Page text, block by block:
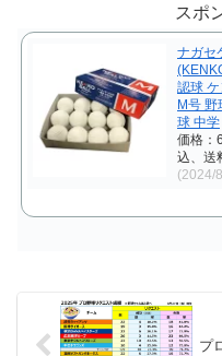
回、成功57回、失敗199回とな
ました。 【リク...
スポ
ナガセ
認球
M号
球 中学
価格：
込、送
(2024/
プ